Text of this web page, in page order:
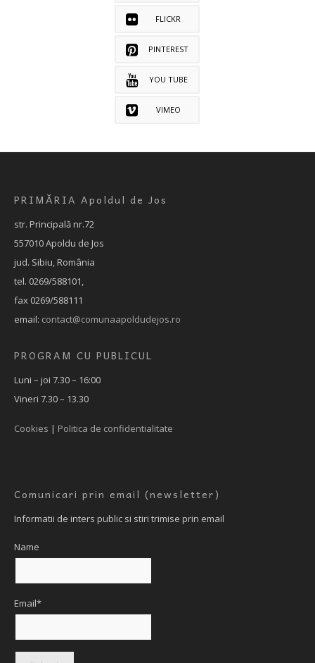
FLICKR
PINTEREST
YOU TUBE
VIMEO
PRIMĂRIA Apoldul de Jos
str. Principală nr.72
557010 Apoldu de Jos
jud. Sibiu, România
tel. 0269/588101,
fax 0269/588111
email: contact@comunaapoldudejos.ro
PROGRAM CU PUBLICUL
Luni – joi 7.30 – 16:00
Vineri 7.30 – 13.30
Cookies | Politica de confidentialitate
Comunicari prin email (newsletter)
Informatii de inters public si stiri trimise prin email
Name
Email*